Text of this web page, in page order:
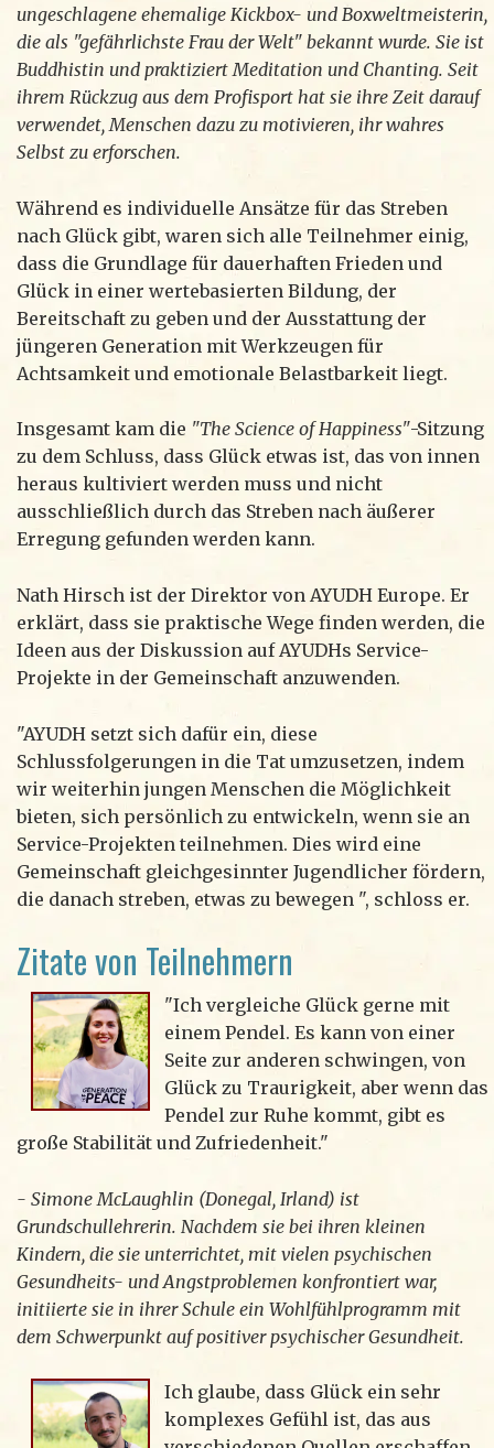
ungeschlagene ehemalige Kickbox- und Boxweltmeisterin,
die als "gefährlichste Frau der Welt" bekannt wurde. Sie ist
Buddhistin und praktiziert Meditation und Chanting. Seit
ihrem Rückzug aus dem Profisport hat sie ihre Zeit darauf
verwendet, Menschen dazu zu motivieren, ihr wahres
Selbst zu erforschen.
Während es individuelle Ansätze für das Streben
nach Glück gibt, waren sich alle Teilnehmer einig,
dass die Grundlage für dauerhaften Frieden und
Glück in einer wertebasierten Bildung, der
Bereitschaft zu geben und der Ausstattung der
jüngeren Generation mit Werkzeugen für
Achtsamkeit und emotionale Belastbarkeit liegt.
Insgesamt kam die "The Science of Happiness"-Sitzung
zu dem Schluss, dass Glück etwas ist, das von innen
heraus kultiviert werden muss und nicht
ausschließlich durch das Streben nach äußerer
Erregung gefunden werden kann.
Nath Hirsch ist der Direktor von AYUDH Europe. Er
erklärt, dass sie praktische Wege finden werden, die
Ideen aus der Diskussion auf AYUDHs Service-
Projekte in der Gemeinschaft anzuwenden.
"AYUDH setzt sich dafür ein, diese
Schlussfolgerungen in die Tat umzusetzen, indem
wir weiterhin jungen Menschen die Möglichkeit
bieten, sich persönlich zu entwickeln, wenn sie an
Service-Projekten teilnehmen. Dies wird eine
Gemeinschaft gleichgesinnter Jugendlicher fördern,
die danach streben, etwas zu bewegen ", schloss er.
Zitate von Teilnehmern
"Ich vergleiche Glück gerne mit
einem Pendel. Es kann von einer
Seite zur anderen schwingen, von
Glück zu Traurigkeit, aber wenn das
Pendel zur Ruhe kommt, gibt es
große Stabilität und Zufriedenheit."
- Simone McLaughlin (Donegal, Irland) ist
Grundschullehrerin. Nachdem sie bei ihren kleinen
Kindern, die sie unterrichtet, mit vielen psychischen
Gesundheits- und Angstproblemen konfrontiert war,
initiierte sie in ihrer Schule ein Wohlfühlprogramm mit
dem Schwerpunkt auf positiver psychischer Gesundheit.
Ich glaube, dass Glück ein sehr
komplexes Gefühl ist, das aus